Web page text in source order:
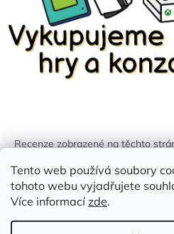
Tento web používá soubory
tohoto webu vyjadřujete
Více informacízde.
Recenze zobrazené na těchto
identifikován.